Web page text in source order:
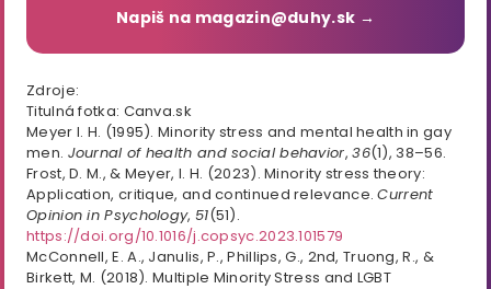
Napiš na magazin@duhy.sk →
Zdroje:
Titulná fotka: Canva.sk
Meyer I. H. (1995). Minority stress and mental health in gay
men. Journal of health and social behavior,36(1), 38–56.
Frost, D. M., & Meyer, I. H. (2023). Minority stress theory:
Application, critique, and continued relevance.Current
Opinion in Psychology, 51(51).
https://doi.org/10.1016/j.copsyc.2023.101579
McConnell, E. A., Janulis, P., Phillips, G., 2nd, Truong, R., &
Birkett, M. (2018). Multiple Minority Stress and LGBT